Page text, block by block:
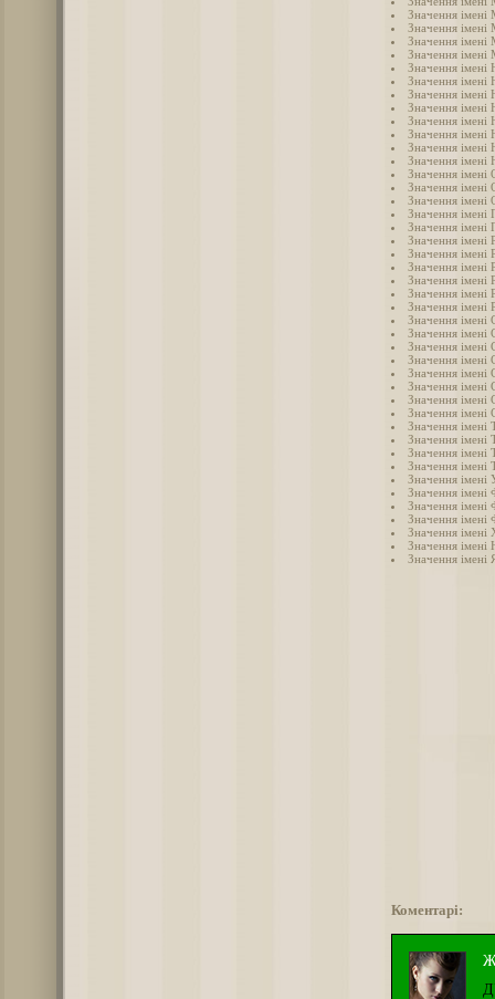
Значення імені
Значення імені
Значення імені
Значення імені
Значення імені
Значення імені
Значення імені
Значення імені
Значення імені
Значення імені
Значення імені
Значення імені
Значення імені
Значення імені
Значення імені
Значення імені
Значення імені
Значення імені
Значення імені
Значення імені
Значення імені
Значення імені
Значення імені
Значення імені
Значення імені
Значення імені
Значення імені
Значення імені
Значення імені
Значення імені
Значення імені
Значення імені
Значення імені
Значення імені
Значення імені
Значення імені
Значення імені
Значення імені
Значення імені
Значення імені
Значення імені
Значення імені
Коментарі: